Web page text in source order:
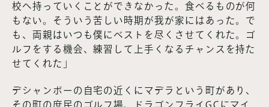
校へ持っていくことができなかった。食べるものが何
もない。そういう苦しい時期が我が家にはあった。で
も、両親はいつも僕にベストを尽くさせてくれた。ゴ
ルフをする機会、練習して上手くなるチャンスを持た
せてくれた」
デシャンボーの自宅の近くにマデラという町があり、
その町の庶民のゴルフ場、ドラゴンフライGCにマイ